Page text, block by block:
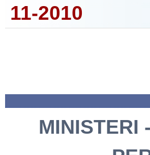
11-2010
MINISTERI